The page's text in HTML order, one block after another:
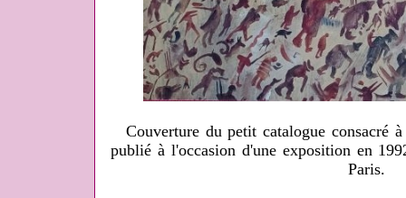
Couverture du petit catalogue consacré
publié à l'occasion d'une exposition en
Paris.